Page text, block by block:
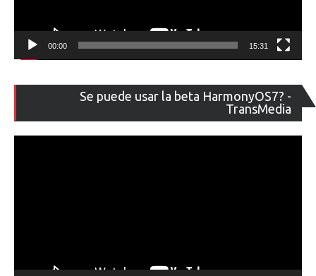
00:00 15:31
Se puede usar la beta HarmonyOS7? -
TransMedia
de